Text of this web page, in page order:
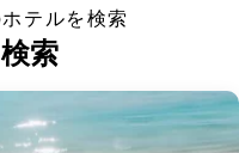
テルを検索
索